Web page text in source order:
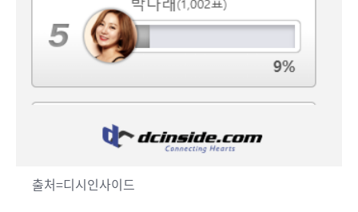
출처=디시인사이드